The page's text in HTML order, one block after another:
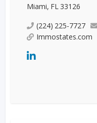
Miami, FL 33126
(224) 225-7727
Immostates.com